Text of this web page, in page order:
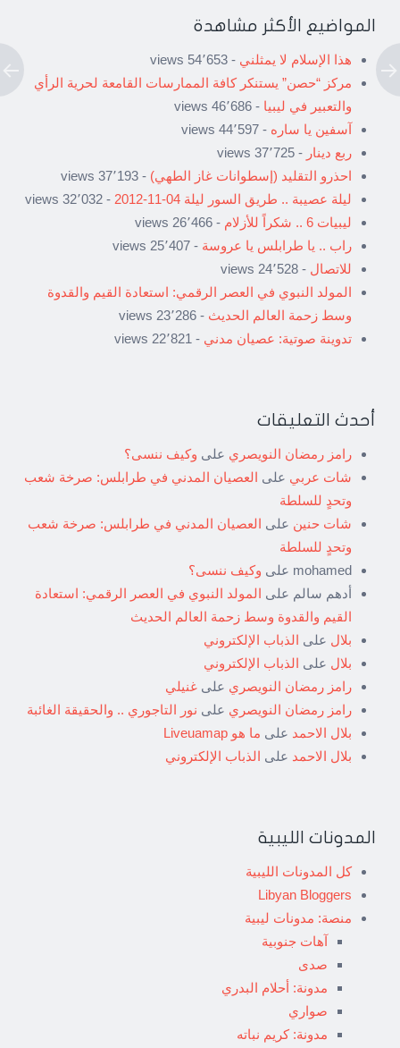
المواضيع الأكثر مشاهدة
هذا الإسلام لا يمثلني - 54٬653 views
مركز “حصن” يستنكر كافة الممارسات القامعة لحرية الرأي
والتعبير في ليبيا - 46٬686 views
آسفين يا ساره - 44٬597 views
ربع دينار - 37٬725 views
احذرو التقليد (إسطوانات غاز الطهي) - 37٬193 views
ليلة عصيبة .. طريق السور ليلة 04-11-2012
- 32٬032 views
ليبيات 6 .. شكراً للأزلام
- 26٬466 views
راب .. يا طرابلس يا عروسة - 25٬407 views
للاتصال - 24٬528 views
المولد النبوي في العصر الرقمي: استعادة القيم والقدوة
وسط زحمة العالم الحديث - 23٬286 views
تدوينة صوتية: عصيان مدني - 22٬821 views
أحدث التعليقات
رامز رمضان النويصري على وكيف ننسى؟
شات عربي على العصيان المدني في طرابلس: صرخة شعب
وتحدٍ للسلطة
شات حنين على العصيان المدني في طرابلس: صرخة شعب
وتحدٍ للسلطة
mohamed على وكيف ننسى؟
أدهم سالم على المولد النبوي في العصر الرقمي: استعادة
القيم والقدوة وسط زحمة العالم الحديث
بلال على الذباب الإلكتروني
بلال على الذباب الإلكتروني
رامز رمضان النويصري على غنيلي
رامز رمضان النويصري على نور التاجوري .. والحقيقة الغائبة
بلال الاحمد على ما هو Liveuamap
بلال الاحمد على الذباب الإلكتروني
المدونات الليبية
كل المدونات الليبية
Libyan Bloggers
منصة: مدونات ليبية
آهات جنوبية
صدى
مدونة: أحلام البدري
صواري
مدونة: كريم نباته